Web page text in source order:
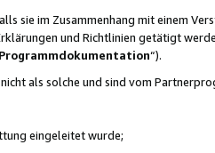
sie im Zusammenhang mit einem
und Richtlinien getätigt
Programmdokumentation“).
als solche und sind vom
eingeleitet wurde;